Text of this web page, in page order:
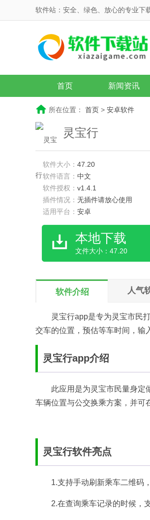
软件站：安全、绿色、放心的专业下
首页 新闻资讯
所在位置： 首页 > 安卓软件
灵宝行
软件大小： 47.20
软件语言： 中文
软件授权： v1.4.1
插件情况： 无插件请放心使用
适用平台： 安卓
本地下载
文件大小：47.20
软件介绍 人气
灵宝行app是专为灵宝市民
交车的位置，预估等车时间，输
灵宝行app介绍
此应用是为灵宝市民量身定
车辆位置与公交换乘方案，并可
灵宝行软件亮点
1.支持手动刷新乘车二维码
2.在查询乘车记录的时候，